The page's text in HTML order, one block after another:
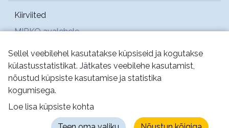
Sellel veebilehel kasutatakse küpsiseid ja kogutakse
külastusstatistikat. Jätkates veebilehe kasutamist,
nõustud küpsiste kasutamise ja statistika
kogumisega.
Loe lisa küpsiste kohta
Kiirviited
MIRKO avalehele
Abi
Jälgi meid:
Kasutustingimused Küpsised